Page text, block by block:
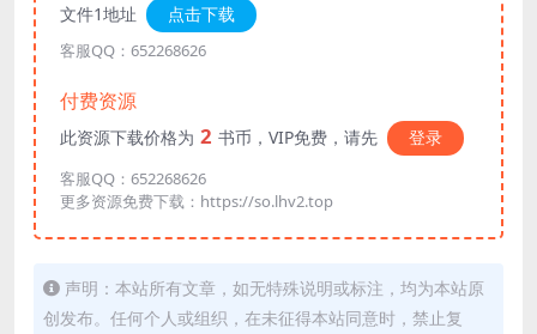
文件1地址 点击下载
客服QQ：652268626
付费资源
此资源下载价格为 2 书币，VIP免费，请先 登录
客服QQ：652268626
更多资源免费下载：https://so.lhv2.top
声明：本站所有文章，如无特殊说明或标注，均为本站原
创发布。任何个人或组织，在未征得本站同意时，禁止复